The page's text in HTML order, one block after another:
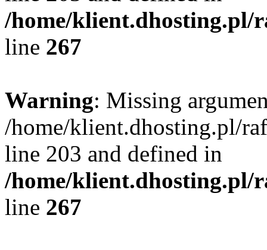
/home/klient.dhosting.pl/
line 267
Warning: Missing
/home/klient.dhosting.pl/
line 203 and defined in
/home/klient.dhosting.pl/
line 267